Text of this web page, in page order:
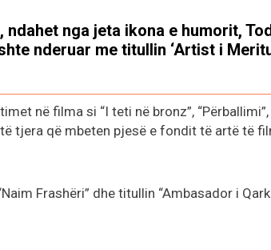
nga jeta ikona e humorit,
nderuar me titullin ‘Artist i
në filma si “I teti në bronz”, “Përballimi”,
të tjera që mbeten pjesë e fondit të artë të
Frashëri” dhe titullin “Ambasador i